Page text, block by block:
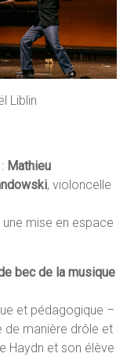
Liblin
: Mathieu
, violoncelle
une mise en espace
bec de la musique
et pédagogique –
de manière drôle et
Haydn et son élève